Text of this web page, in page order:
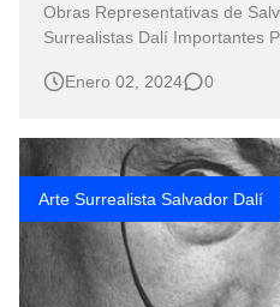
Obras Representativas de
Surrealistas Dalí Importantes Pinturas Surrealistas al Óleo
Pintura al Óleo Surrealista CUADROS ARTE
SALVADOR DALI
Enero 02, 2024 0
Arte Surrealista Salvador Dalí